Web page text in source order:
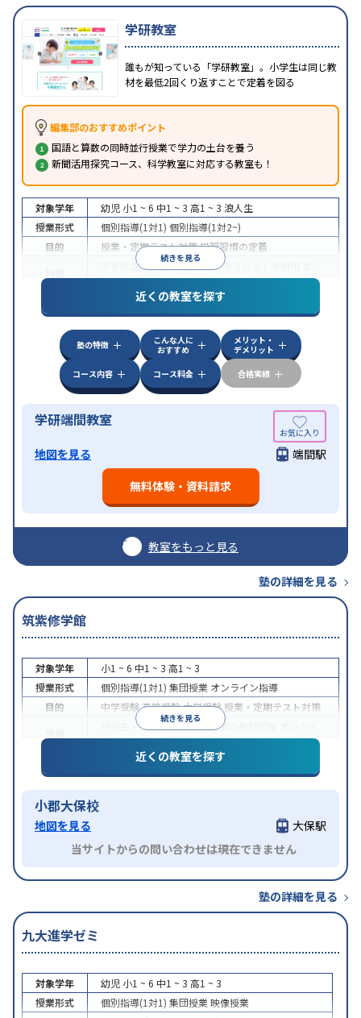
学研教室
誰もが知っている「学研教室」。小学生は同じ教
材を最低2回くり返すことで定着を図る
編集部のおすすめポイント
国語と算数の同時並行授業で学力の土台を養う
新聞活用探究コース、科学教室に対応する教室も！
続きを見る
対象学年 幼児 小1 ~ 6 中1 ~ 3 高1 ~ 3 浪人生
授業形式
個別指導(1対1) 個別指導(1対2~)
目的
授業・定期テスト対策学習習慣の定着
不登校生に対応学習にPC・タブレットを利用
ライン対応
近くの教室を探す
塾の特徴
こんな人に
おすすめ
メリット・
デメリット
コース内容
コース料金 合格実績
学研端間教室
地図を見る
端間駅
無料体験・資料請求
教室をもっと見る
塾の詳細を見る
筑紫修学館
続きを見る
対象学年 小1 ~ 6 中1 ~ 3 高1 ~ 3
授業形式
個別指導(1対1) 集団授業 オンライン指導
目的
中学受験高校受験大学受験 授業・定期テスト対策
特待生・奨学金制度あり 授業の振替可能
ン対応
近くの教室を探す
小郡大保校
地図を見る
大保駅
当サイトからの問い合わせは現在できません
塾の詳細を見る
九大進学ゼミ
対象学年 幼児 小1 ~ 6 中1 ~ 3 高1 ~ 3
授業形式
個別指導(1対1) 集団授業映像授業